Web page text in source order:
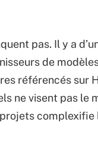
pas. Il y a
de
référencés sur
ne visent pas le
complexifie